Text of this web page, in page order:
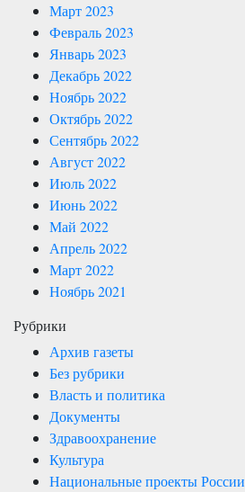
Март 2023
Февраль 2023
Январь 2023
Декабрь 2022
Ноябрь 2022
Октябрь 2022
Сентябрь 2022
Август 2022
Июль 2022
Июнь 2022
Май 2022
Апрель 2022
Март 2022
Ноябрь 2021
Рубрики
Архив газеты
Без рубрики
Власть и политика
Документы
Здравоохранение
Культура
Национальные проекты России